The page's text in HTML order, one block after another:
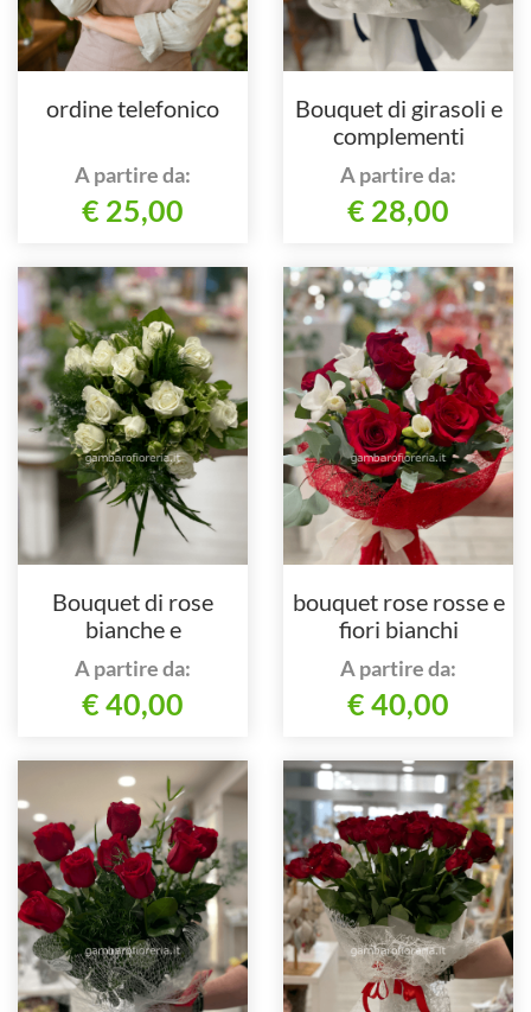
ordine telefonico
A partire da:
€ 25,00
Bouquet di girasoli e
complementi
A partire da:
€ 28,00
Bouquet di rose
bianche e
complementi
A partire da:
€ 40,00
bouquet rose rosse e
fiori bianchi
A partire da:
€ 40,00